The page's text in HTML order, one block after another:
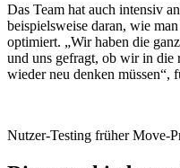
Das Team hat auch intensiv
beispielsweise daran, wie
optimiert. „Wir haben die
und uns gefragt, ob wir in
wieder neu denken müssen“,
Nutzer-Testing früher Move-